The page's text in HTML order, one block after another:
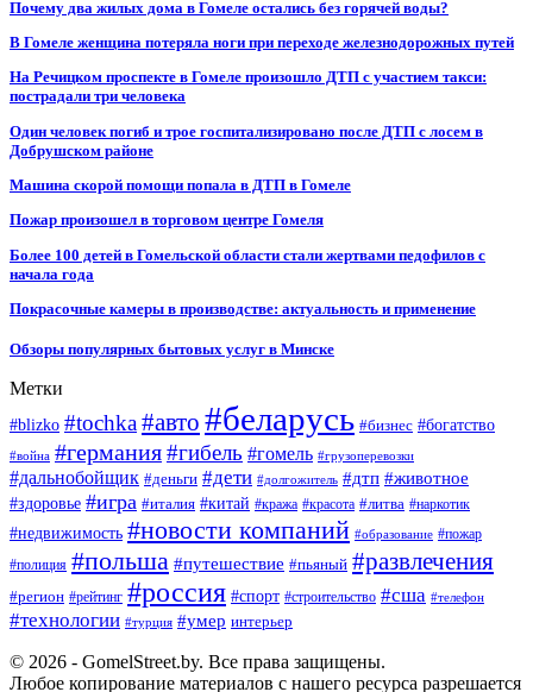
Почему два жилых дома в Гомеле остались без горячей воды?
В Гомеле женщина потеряла ноги при переходе железнодорожных путей
На Речицком проспекте в Гомеле произошло ДТП с участием такси:
пострадали три человека
Один человек погиб и трое госпитализировано после ДТП с лосем в
Добрушском районе
Машина скорой помощи попала в ДТП в Гомеле
Пожар произошел в торговом центре Гомеля
Более 100 детей в Гомельской области стали жертвами педофилов с
начала года
Покрасочные камеры в производстве: актуальность и применение
Обзоры популярных бытовых услуг в Минске
Метки
#blizko #tochka#авто #беларусь #бизнес #богатство
#война #германия#гибель #гомель #грузоперевозки
#дальнобойщик #деньги #дети #долгожитель #дтп #животное
#здоровье #игра #италия #китай #кража #красота #литва #наркотик
#недвижимость #новости компаний #образование #пожар
#полиция #польша #путешествие #пьяный #развлечения
#регион #рейтинг #россия #спорт #строительство #сша #телефон
#технологии #турция #умер интерьер
© 2026 - GomelStreet.by. Все права защищены.
Любое копирование материалов с нашего ресурса разрешается